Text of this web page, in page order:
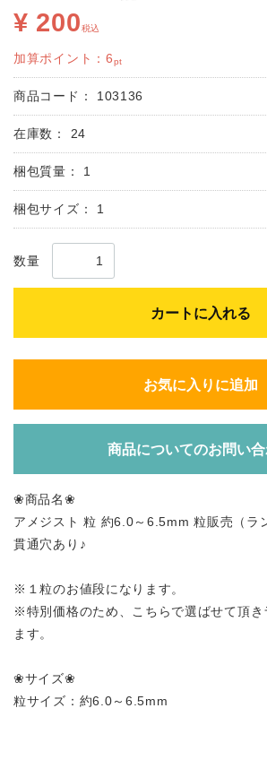
¥ 200税込
加算ポイント： 6pt
商品コード： 103136
在庫数： 24
梱包質量： 1
梱包サイズ： 1
数量
カートに入れる
お気に入りに追加
商品についてのお問い
❀商品名❀
アメジスト 粒 約6.0～6.5mm 粒販売（ラ
貫通穴あり♪
※１粒のお値段になります。
※特別価格のため、こちらで選ばせて頂き
ます。
❀サイズ❀
粒サイズ：約6.0～6.5mm